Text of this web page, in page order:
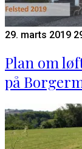
29. marts 2019
Plan om
på